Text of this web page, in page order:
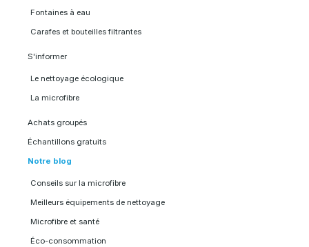
Fontaines à eau
Carafes et bouteilles filtrantes
S'informer
Le nettoyage écologique
La microfibre
Achats groupés
Échantillons gratuits
Notre blog
Conseils sur la microfibre
Meilleurs équipements de nettoyage
Microfibre et santé
Éco-consommation